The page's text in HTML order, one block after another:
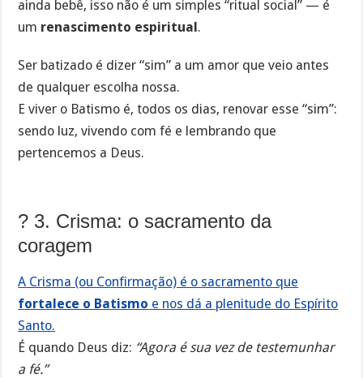
ainda bebê, isso não é um simples “ritual social” — é
um renascimento espiritual .
Ser batizado é dizer “sim” a um amor que veio antes
de qualquer escolha nossa.
E viver o Batismo é, todos os dias, renovar esse “sim”:
sendo luz, vivendo com fé e lembrando que
pertencemos a Deus.
? 3. Crisma: o sacramento da
coragem
A Crisma (ou Confirmação) é o sacramento que
fortalece o Batismo e nos dá a plenitude do Espírito
Santo.
É quando Deus diz: “Agora é sua vez de testemunhar
a fé.”